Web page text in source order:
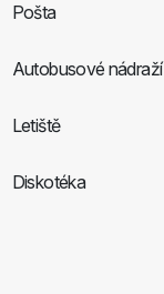
Pošta
Autobusové nádraží
Letiště
Diskotéka